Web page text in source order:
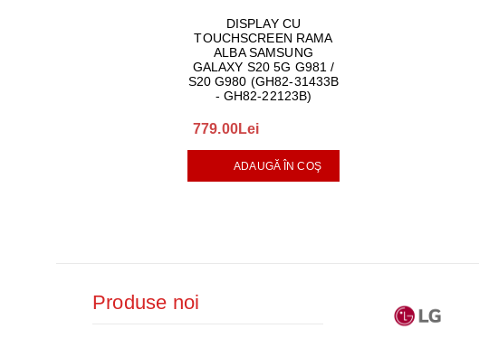
DISPLAY CU
TOUCHSCREEN RAMA
ALBA SAMSUNG
GALAXY S20 5G G981 /
S20 G980 (GH82-31433B
- GH82-22123B)
779.00Lei
ADAUGĂ ÎN COŞ
Produse noi